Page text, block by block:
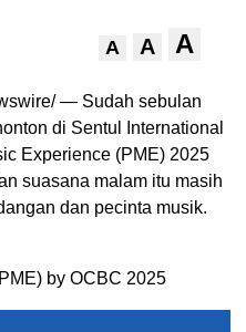
A A A
— Sudah sebulan
di Sentul International
Experience (PME) 2025
suasana malam itu masih
dan pecinta musik.
by OCBC 2025